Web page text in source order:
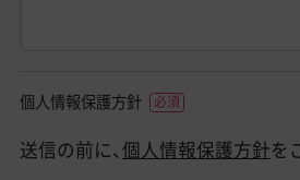
個人情報保護方針
送信の前に、 個人情報保護方針を